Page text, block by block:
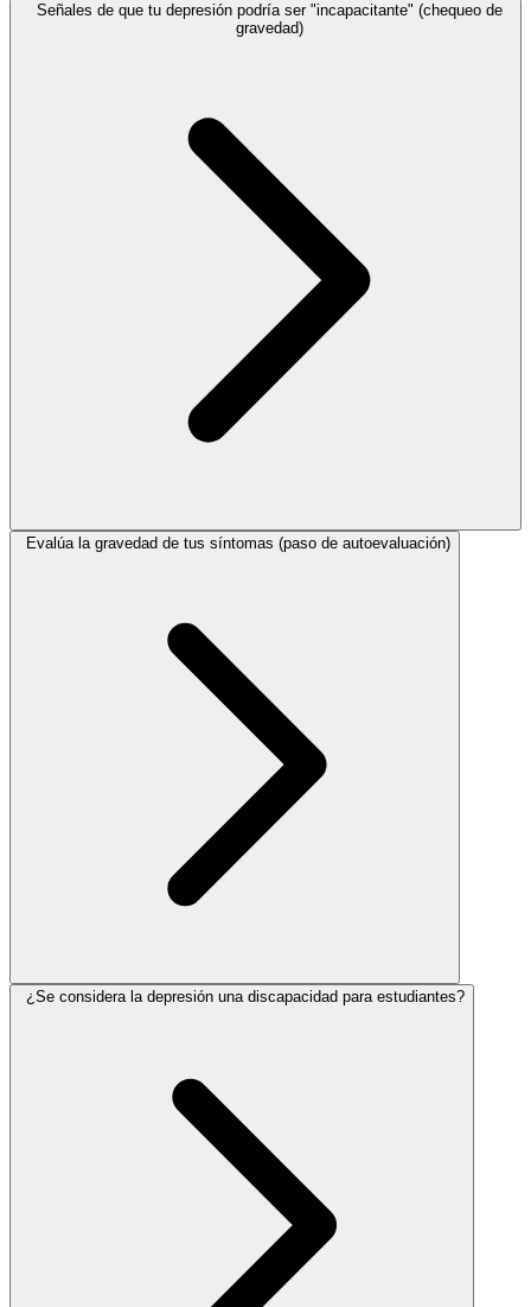
Señales de que tu depresión podría ser "incapacitante" (chequeo de
gravedad)
Evalúa la gravedad de tus síntomas (paso de autoevaluación)
¿Se considera la depresión una discapacidad para estudiantes?